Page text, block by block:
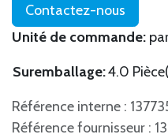
Contactez-nous
Unité de commande:
Suremballage:4.0
Référence interne :
Référence fournisseur :